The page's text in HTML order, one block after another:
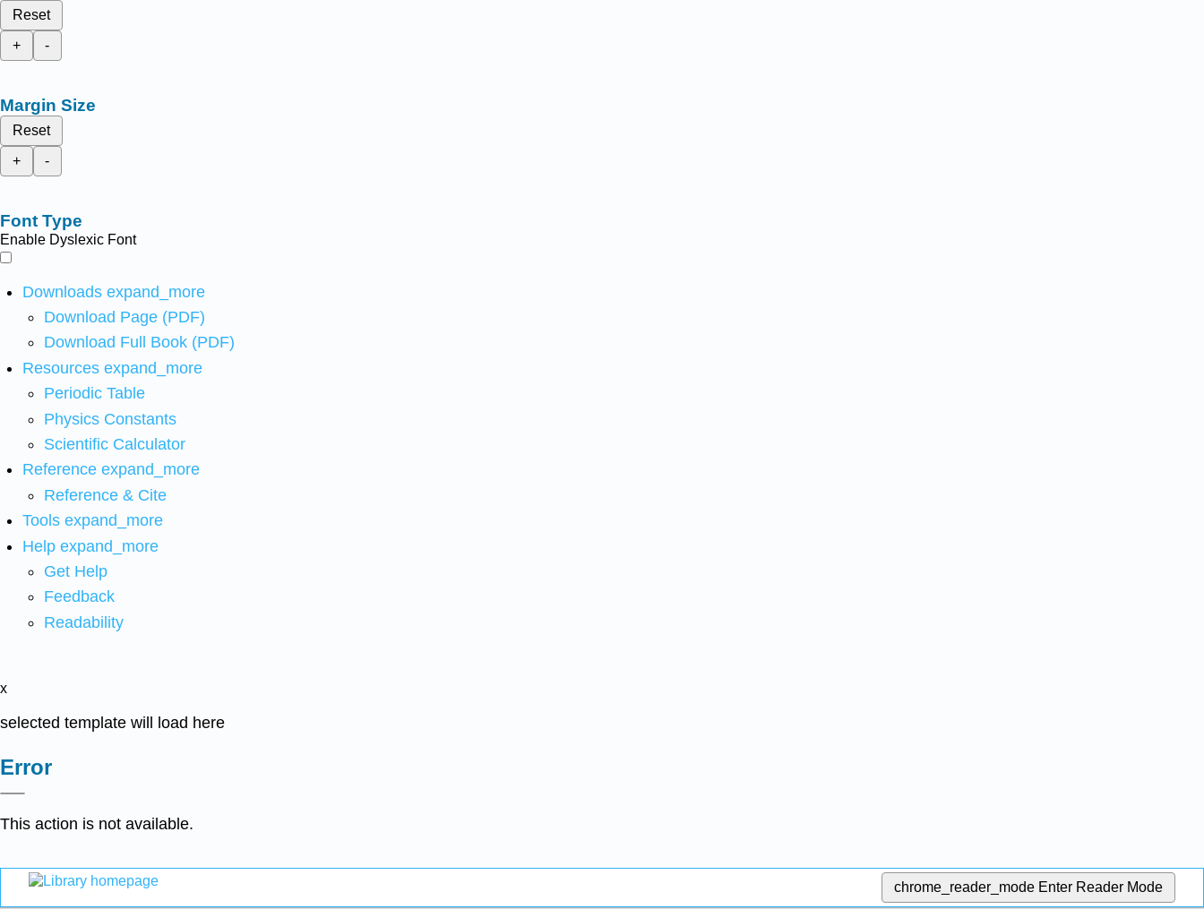
Reset
+
-
Margin Size
Reset
+
-
Font Type
Enable Dyslexic Font
Downloads expand_more
Download Page (PDF)
Download Full Book (PDF)
Resources expand_more
Periodic Table
Physics Constants
Scientific Calculator
Reference expand_more
Reference & Cite
Tools expand_more
Help expand_more
Get Help
Feedback
Readability
x
selected template will load here
Error
This action is not available.
chrome_reader_mode Enter Reader Mode